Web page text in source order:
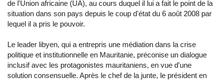
de l'Union africaine (UA), au cours duquel il lui a fait le point de la
situation dans son pays depuis le coup d'état du 6 août 2008 par
lequel il a pris le pouvoir.
Le leader libyen, qui a entrepris une médiation dans la crise
politique et institutionnelle en Mauritanie, préconise un dialogue
inclusif avec les protagonistes mauritaniens, en vue d'une
solution consensuelle. Après le chef de la junte, le président en